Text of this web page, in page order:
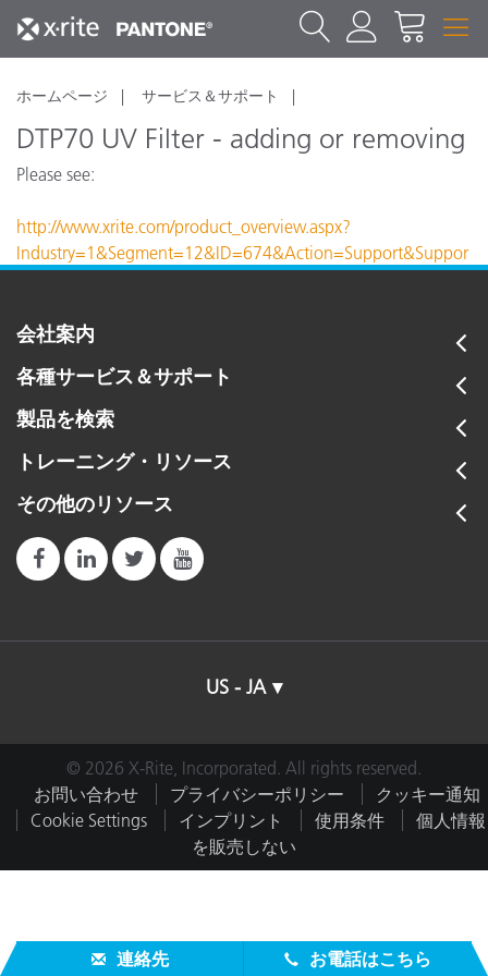
ホームページ サービス＆サポート
DTP70 UV Filter - adding or removing
Please see:
http://www.xrite.com/product_overview.aspx?
Industry=1&Segment=12&ID=674&Action=Support&Suppor
会社案内
各種サービス＆サポート
製品を検索
トレーニング・リソース
その他のリソース
US - JA
© 2026 X-Rite, Incorporated. All rights reserved.
お問い合わせ
プライバシーポリシー
クッキー通知
Cookie Settings
インプリント 使用条件
個人情報
を販売しない
連絡先 お電話はこちら